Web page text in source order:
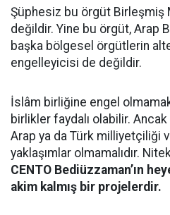
Şüphesiz bu örgüt Birleşmiş
değildir. Yine bu örgüt, Arap
başka bölgesel örgütlerin
engelleyicisi de değildir.
İslâm birliğine engel
birlikler faydalı olabilir.
Arap ya da Türk milliyetçiliği
yaklaşımlar olmamalıdır.
CENTO Bediüzzaman’ın
akim kalmış bir projelerdir.